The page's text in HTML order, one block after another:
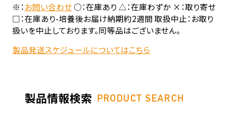
※：お問い合わせ○：在庫あり △：在庫わずか ×：取り寄せ
□：在庫あり-培養後お届け納期約2週間 取扱中止：お取り
扱いを中止しております。同等品はございません。
製品発送スケジュールについてはこちら
製品情報検索 PRODUCT SEARCH